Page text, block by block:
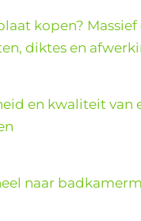
kopen?
diktes en
en kwaliteit van
naar